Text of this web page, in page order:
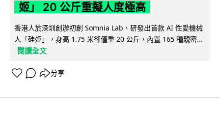
姬」 20 公斤重擬人度極高
香港人於深圳創辦初創 Somnia Lab，研發出首款 AI 性愛機械
人「硅姬」，身高 1.75 米卻僅重 20 公斤，內置 165 種親密...
閱讀全文
分享